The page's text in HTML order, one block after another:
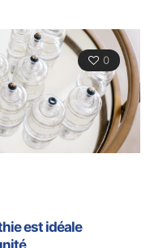
0
est idéale